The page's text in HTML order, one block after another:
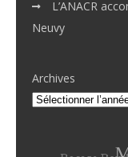
L’ANACR
Neuvy
Archives